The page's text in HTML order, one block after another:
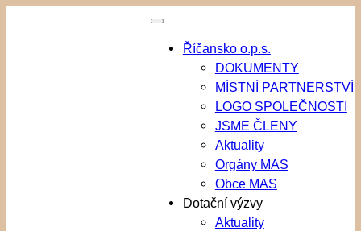
Říčansko o.p.s.
DOKUMENTY
MÍSTNÍ PARTNERSTVÍ
LOGO SPOLEČNOSTI
JSME ČLENY
Aktuality
Orgány MAS
Obce MAS
Dotační výzvy
Aktuality